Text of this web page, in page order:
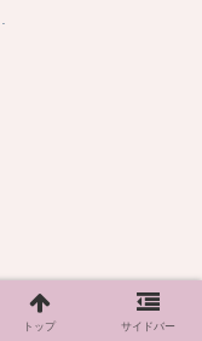
トップ サイドバー